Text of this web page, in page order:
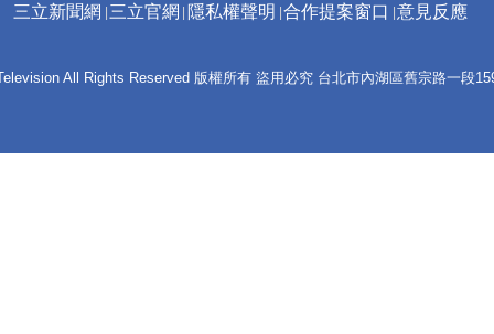
三立新聞網 三立官網 隱私權聲明 合作提案窗口 意見反應
All Rights Reserved 版權所有 盜用必究 台北市內湖區舊宗路一段